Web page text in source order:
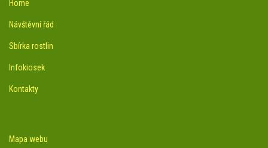
Home
Návštěvní řád
Sbírka rostlin
Infokiosek
Kontakty
Mapa webu